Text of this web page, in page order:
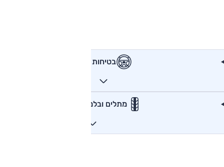
בטיחות
מתלים ובלמים